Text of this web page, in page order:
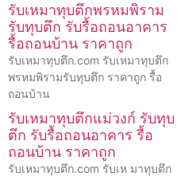
รับเหมาทุบตึกพรหมพิราม
รับทุบตึก รับรื้อถอนอาคาร
รื้อถอนบ้าน ราคาถูก
รับเหมาทุบตึก.com รับเหมาทุบตึก
พรหมพิรามรับทุบตึก ราคาถูก รื้อ
ถอนบ้าน
รับเหมาทุบตึกแม่วงก์ รับทุบ
ตึก รับรื้อถอนอาคาร รื้อ
ถอนบ้าน ราคาถูก
รับเหมาทุบตึก.com รับเห มาทุบตึก